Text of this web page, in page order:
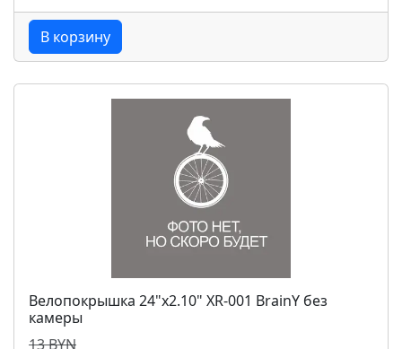
В корзину
Велопокрышка 24"x2.10" XR-001 BrainY без
камеры
13 BYN